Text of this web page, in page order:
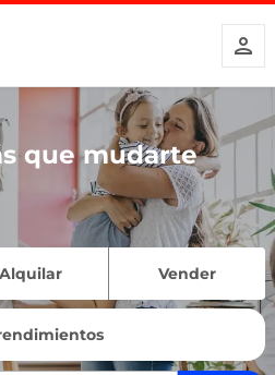
que mudarte
Alquilar Vender